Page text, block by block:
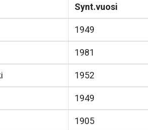
Synt.vuosi
1949
1981
1952
1949
1905